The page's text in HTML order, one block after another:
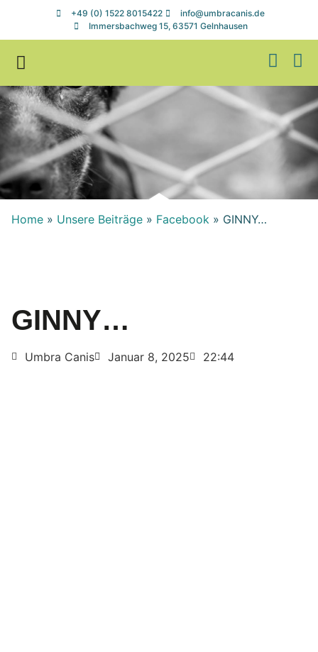
+49 (0) 1522 8015422
info@umbracanis.de
Immersbachweg 15, 63571 Gelnhausen
Home » Unsere Beiträge » Facebook » GINNY…
GINNY…
Umbra Canis Januar 8, 2025 22:44